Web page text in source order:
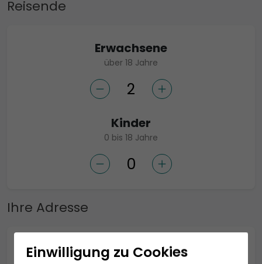
Reisende
Erwachsene
über 18 Jahre
Kinder
0 bis 18 Jahre
Ihre Adresse
Anrede *
Einwilligung zu Cookies